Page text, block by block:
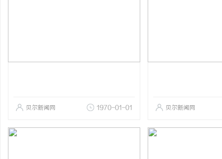
贝尔新闻网 1970-01-01 贝尔新闻网